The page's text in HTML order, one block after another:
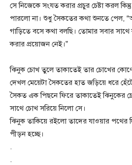
সে নিজেকে সংযত করার প্রচুর চেষ্টা করল
পারলো না। শুধু সৈকতের কথা শুনতে পেল,
গাড়িতে বসে কথা বলছি। তোমার সবার
করার প্রয়োজন নেই।”
ঝিনুক চোখ তুলে তাকাতেই তার চোখের
দেখল মেয়েটা সৈকতের হাত জড়িয়ে ধরে
সৈকত এক পিছনে ফিরে তাকাতেই ঝিনুকের
সাথে চোখ সরিয়ে নিলো সে।
ঝিনুক তাকিয়ে রইলো তাদের যাওয়ার পথের
পীড়ন হচ্ছে।
.
.